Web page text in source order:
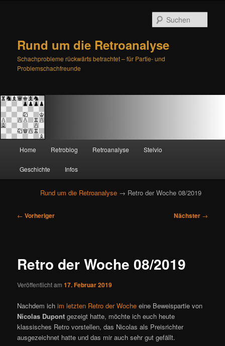
Rund um die Retroanalyse
Schachprobleme rückwärts betrachtet – für Partie- und
Problemschachfreunde
Zum
primären
Inhalt
springen
Zum
sekundären
Inhalt
springen
Home Retroblog Retroanalyse Stelvio
Geschichte Infos
Rund um die Retroanalyse → Retro der Woche 08/2019
B
a
s
a
v
i
g
← Vorheriger Nächster →
Retro der Woche 08/2019
Veröffentlicht am17. Februar 2019
Nachdem ichim letzten Retro der Woche eine Beweispartie von
Nicolas Dupont gezeigt hatte, möchte ich euch heute
klassisches Retro vorstellen, das Nicolas als Preisrichter
ausgezeichnet hatte und das mir auch sehr gut gefällt.